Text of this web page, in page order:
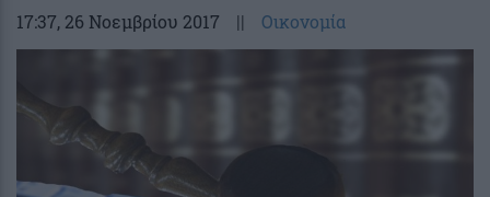
17:37, 26 Νοεμβρίου 2017 || Οικονομία